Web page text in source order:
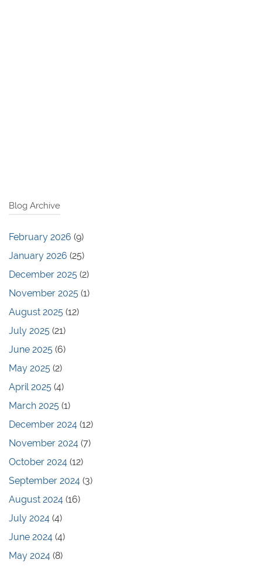
Blog Archive
February 2026 (9)
January 2026 (25)
December 2025 (2)
November 2025 (1)
August 2025 (12)
July 2025 (21)
June 2025 (6)
May 2025 (2)
April 2025 (4)
March 2025 (1)
December 2024 (12)
November 2024 (7)
October 2024 (12)
September 2024 (3)
August 2024 (16)
July 2024 (4)
June 2024 (4)
May 2024 (8)